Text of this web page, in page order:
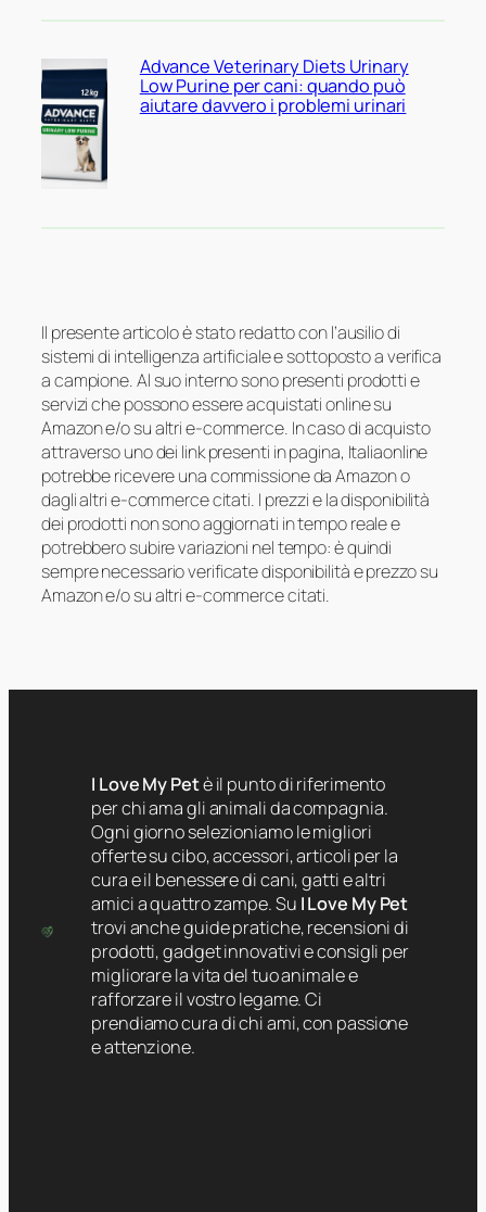
Advance Veterinary Diets Urinary
Low Purine per cani: quando può
aiutare davvero i problemi urinari
Il presente articolo è stato redatto con l’ausilio di
sistemi di intelligenza artificiale e sottoposto a verifica
a campione. Al suo interno sono presenti prodotti e
servizi che possono essere acquistati online su
Amazon e/o su altri e-commerce. In caso di acquisto
attraverso uno dei link presenti in pagina, Italiaonline
potrebbe ricevere una commissione da Amazon o
dagli altri e-commerce citati. I prezzi e la disponibilità
dei prodotti non sono aggiornati in tempo reale e
potrebbero subire variazioni nel tempo: è quindi
sempre necessario verificate disponibilità e prezzo su
Amazon e/o su altri e-commerce citati.
I Love My Petè il punto di riferimento
per chi ama gli animali da compagnia.
Ogni giorno selezioniamo le migliori
offerte su cibo, accessori, articoli per la
cura e il benessere di cani, gatti e altri
amici a quattro zampe. Su I Love My Pet
trovi anche guide pratiche, recensioni di
prodotti, gadget innovativi e consigli per
migliorare la vita del tuo animale e
rafforzare il vostro legame. Ci
prendiamo cura di chi ami, con passione
e attenzione.